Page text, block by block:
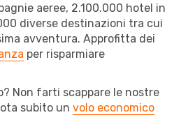
aeree, 2.100.000 hotel in
diverse destinazioni tra cui
avventura. Approfitta dei
per risparmiare
Non farti scappare le nostre
subito un volo economico